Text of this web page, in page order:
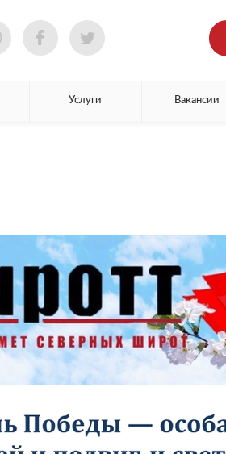
Услуги Вакансии